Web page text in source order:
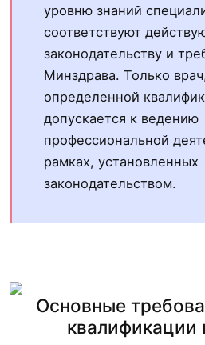
уровню знаний
соответствуют
законодательству и
Минздрава. Только
определенной
допускается к ведению
профессиональной
рамках, установленных
законодательством.
Основные
квалификации